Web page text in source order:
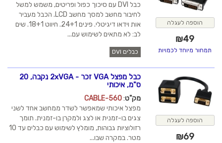
כבל DVI עם סיכוך כפול ופריטים, משמש למשל
לחיבור מחשב למסך מחשב LCD. הכבל מעביר
אות וידאו דיגיטלי. פינים 24+1. חיווט 18+1. שים
לב: לא מתאים לשימוש עם...
כבלים DVI
כבל מפצל VGA זכר - 2xVGA נקבה, 20
ס"מ, איכותי
מק"ט:
CABLE-560
מפצל איכותי שמאפשר לשדר ממחשב אחד לשני
צגים בו-זמנית או לצג ולמקרן בו-זמנית. תומך
רזולוציות גבוהות, מומלץ לשימוש עם כבלים עד 10
מטר. במקרה שבו...